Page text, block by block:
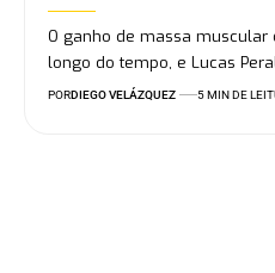
O ganho de massa
longo do tempo, e Lucas
PORDIEGO VELÁZQUEZ 5 MIN DE